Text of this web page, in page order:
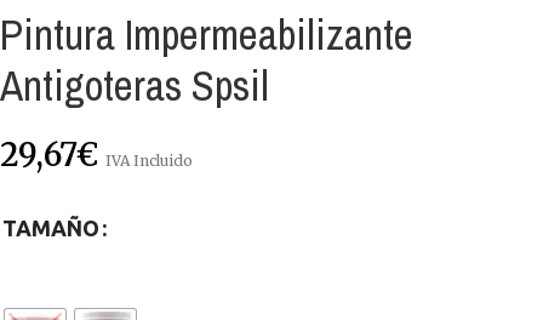
Pintura Impermeabilizante
Antigoteras Spsil
29,67€ IVA Incluido
TAMAÑO